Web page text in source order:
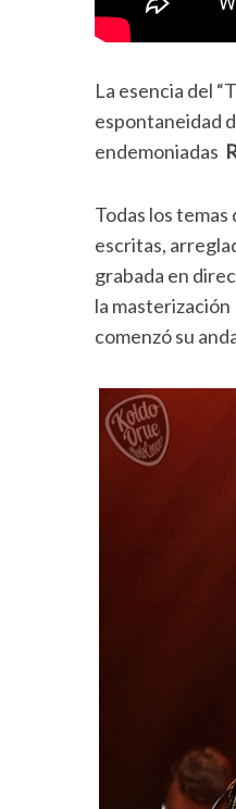
La esencia del
espontaneidad
endemoniadas
Todas los temas
escritas,
grabada en
la
comenzó su